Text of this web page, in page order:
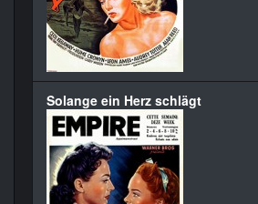
Solange ein Herz schlägt